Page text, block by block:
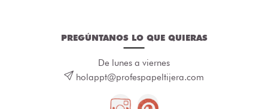
PREGÚNTANOS LO QUE QUIERAS
De lunes a viernes
holappt@profespapeltijera.com